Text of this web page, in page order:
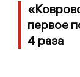
первое
4 раза